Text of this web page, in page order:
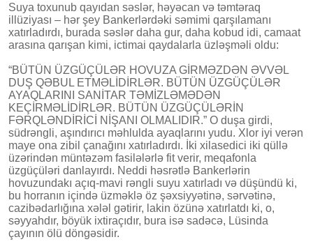
Suya toxunub qayıdan səslər, həyəcan və təmtəraq
illüziyası – hər şey Bankerlərdəki səmimi qarşılamanı
xatırladırdı, burada səslər daha gur, daha kobud idi, camaat
arasına qarışan kimi, ictimai qaydalarla üzləşməli oldu:
“BÜTÜN ÜZGÜÇÜLƏR HOVUZA GİRMƏZDƏN ƏVVƏL
DUŞ QƏBUL ETMƏLİDİRLƏR. BÜTÜN ÜZGÜÇÜLƏR
AYAQLARINI SANİTAR TƏMİZLƏMƏDƏN
KEÇİRMƏLİDİRLƏR. BÜTÜN ÜZGÜÇÜLƏRİN
FƏRQLƏNDİRİCİ NİŞANI OLMALIDIR.” O duşa girdi,
südrəngli, aşındırıcı məhlulda ayaqlarını yudu. Xlor iyi verən
maye ona zibil çanağını xatırladırdı. İki xilasedici iki qüllə
üzərindən müntəzəm fasilələrlə fit verir, meqafonla
üzgüçüləri danlayırdı. Neddi həsrətlə Bankerlərin
hovuzundakı açıq-mavi rəngli suyu xatırladı və düşündü ki,
bu horranın içində üzməklə öz şəxsiyyətinə, sərvətinə,
cazibədarlığına xələl gətirir, lakin özünə xatırlatdı ki, o,
səyyahdır, böyük ixtiraçıdır, bura isə sadəcə, Lüsinda
çayının ölü döngəsidir.